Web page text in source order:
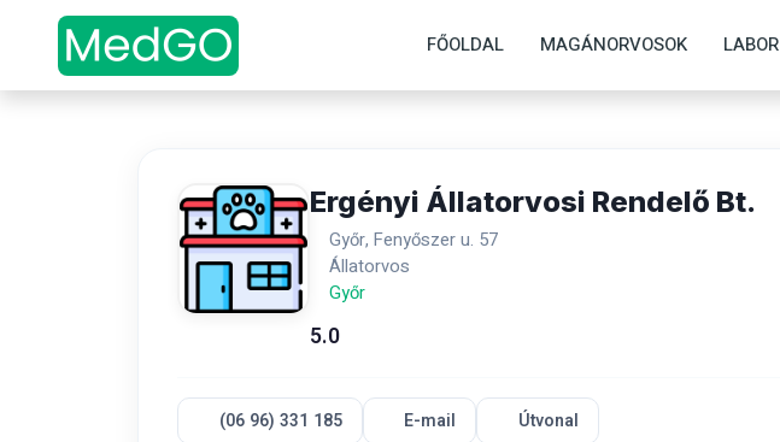
FŐOLDAL MAGÁNORVOSOK LABOR
Ergényi Állatorvosi Rendelő Bt.
Győr, Fenyőszer u. 57
Állatorvos
Győr
5.0
(06 96) 331 185 E-mail Útvonal